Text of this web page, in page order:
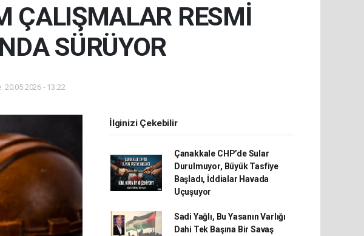
ÇALIŞMALAR RESMİ
SÜRÜYOR
20.05.2026 - 13:22
İlginizi Çekebilir
Çanakkale CHP’de Sular
Durulmuyor, Büyük Tasfiye
Başladı, İddialar Havada
Uçuşuyor
Sadi Yağlı, Bu Yasanın Varlığı
Dahi Tek Başına Bir Savaş